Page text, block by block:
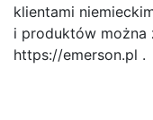
klientami
i produktów można
https://emerson.pl .